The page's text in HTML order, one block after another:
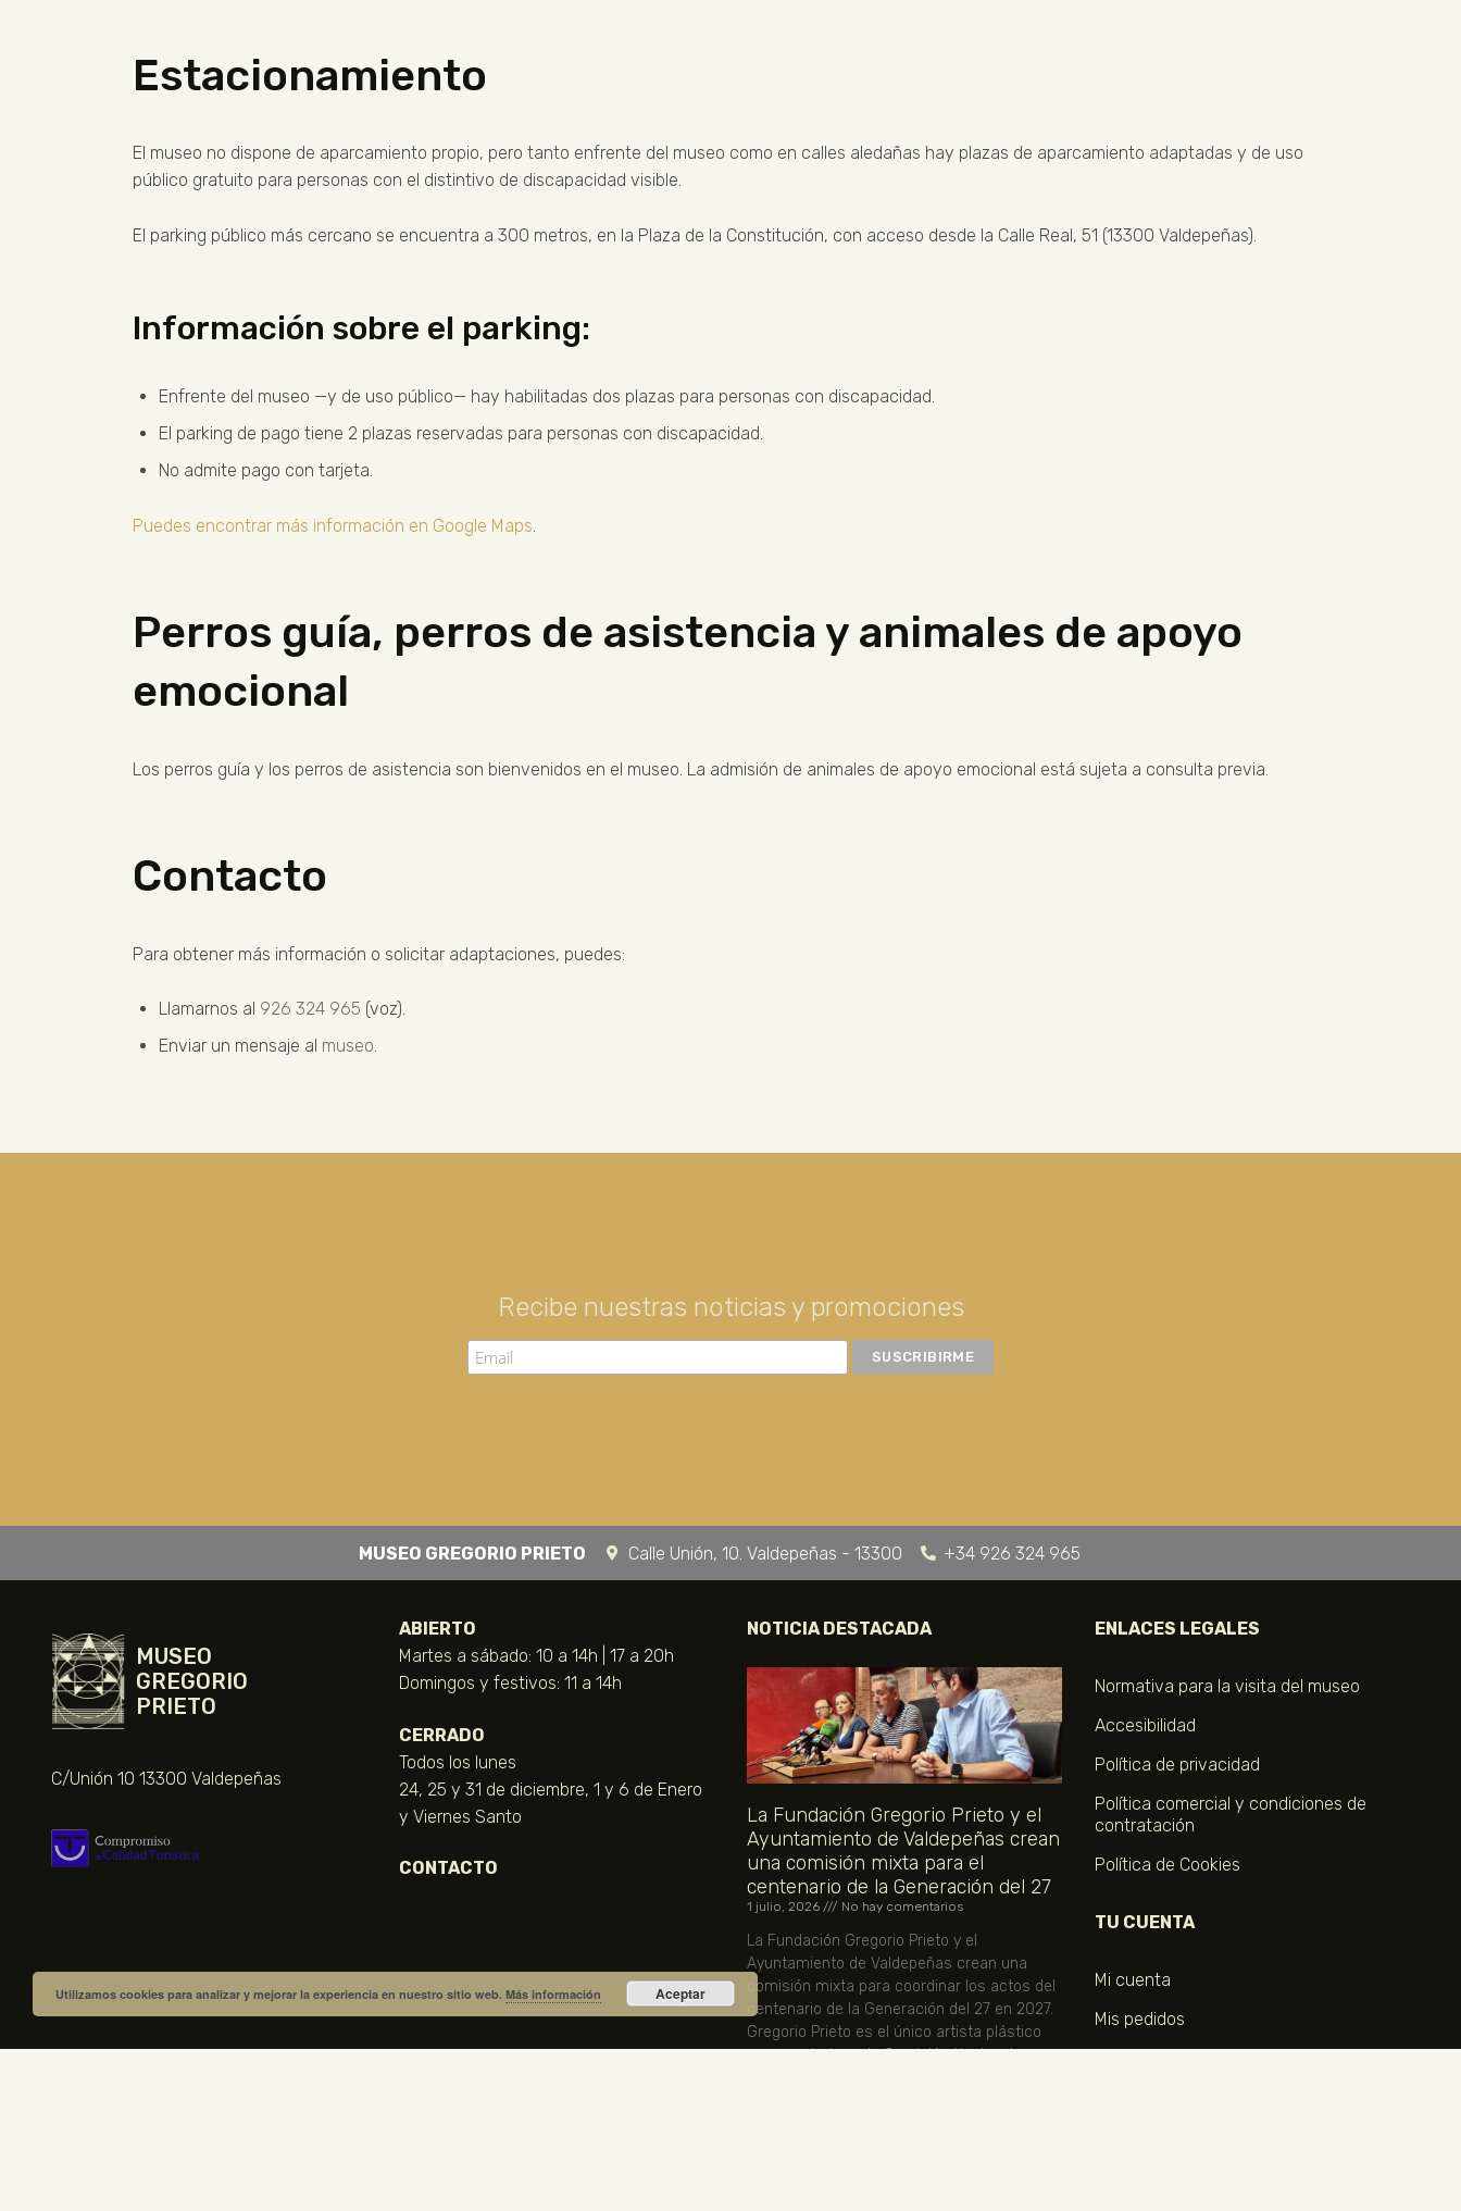
Estacionamiento
El museo no dispone de aparcamiento propio, pero tanto enfrente del museo como en calles aledañas hay plazas de aparcamiento adaptadas y de uso
público gratuito para personas con el distintivo de discapacidad visible.
El parking público más cercano se encuentra a 300 metros, en la Plaza de la Constitución, con acceso desde la Calle Real, 51 (13300 Valdepeñas).
Información sobre el parking:
Enfrente del museo —y de uso público— hay habilitadas dos plazas para personas con discapacidad.
El parking de pago tiene 2 plazas reservadas para personas con discapacidad.
No admite pago con tarjeta.
Puedes encontrar más información en Google Maps.
Perros guía, perros de asistencia y animales de apoyo
emocional
Los perros guía y los perros de asistencia son bienvenidos en el museo. La admisión de animales de apoyo emocional está sujeta a consulta previa.
Contacto
Para obtener más información o solicitar adaptaciones, puedes:
Llamarnos al 926 324 965 (voz).
Enviar un mensaje al museo.
Recibe nuestras noticias y promociones
MUSEO GREGORIO PRIETO Calle Unión, 10. Valdepeñas - 13300 +34 926 324 965
MUSEO
GREGORIO
PRIETO
C/Unión 10 13300 Valdepeñas
ABIERTO
Martes a sábado: 10 a 14h | 17 a 20h
Domingos y festivos: 11 a 14h
CERRADO
Todos los lunes
24, 25 y 31 de diciembre, 1 y 6 de Enero
y Viernes Santo
CONTACTO
NOTICIA DESTACADA
La Fundación Gregorio Prieto y el
Ayuntamiento de Valdepeñas crean
una comisión mixta para el
centenario de la Generación del 27
1 julio, 2026 No hay comentarios
La Fundación Gregorio Prieto y el
Ayuntamiento de Valdepeñas crean una
comisión mixta para coordinar los actos del
centenario de la Generación del 27 en 2027.
Gregorio Prieto es el único artista plástico
representado en la Comisión Nacional.
ENLACES LEGALES
Normativa para la visita del museo
Accesibilidad
Política de privacidad
Política comercial y condiciones de
contratación
Política de Cookies
TU CUENTA
Mi cuenta
Mis pedidos
Utilizamos cookies para analizar y mejorar la experiencia en nuestro sitio web. Más información Aceptar